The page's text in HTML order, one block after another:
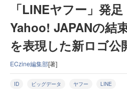
「LINEヤフー」発
Yahoo! JAPANの結
を表現した新ロゴ公
ECzine編集部[著]
ID ビッグデータ ヤフー LINE